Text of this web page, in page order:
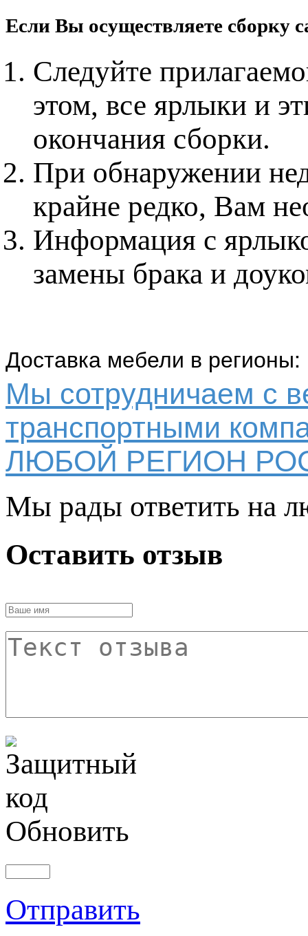
Если Вы осуществляете сборку
Следуйте
этом, все ярлыки и
окончания сборки.
При обнаружении
крайне редко, Вам
Информация с
замены брака и
Доставка мебели в регионы:
Мы сотрудничаем с
транспортными
ЛЮБОЙ РЕГИОН
Мы рады ответить на
Оставить отзыв
Обновить
Отправить